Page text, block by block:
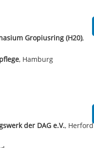
Gropiusring (H20),
, Hamburg
der DAG e.V., Herford